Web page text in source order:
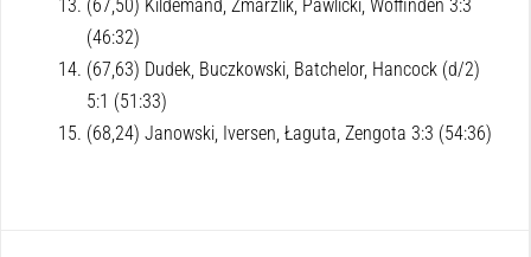
(67,50) Kildemand, Zmarzlik, Pawlicki, Woffinden 3:3
(46:32)
(67,63) Dudek, Buczkowski, Batchelor, Hancock (d/2)
5:1 (51:33)
(68,24) Janowski, Iversen, Łaguta, Zengota 3:3 (54:36)